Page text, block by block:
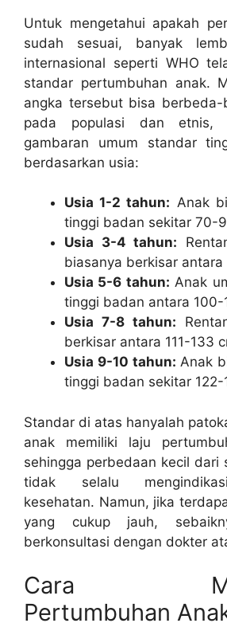
Untuk mengetahui apakah
sudah sesuai, banyak
internasional seperti WHO
standar pertumbuhan anak.
angka tersebut bisa berbeda-
pada populasi dan etnis,
gambaran umum standar
berdasarkan usia:
Usia 1-2 tahun: Anak
tinggi badan sekitar 70-
Usia 3-4 tahun:
biasanya berkisar antara
Usia 5-6 tahun: Anak
tinggi badan antara 100-
Usia 7-8 tahun:
berkisar antara 111-133
Usia 9-10 tahun: Anak
tinggi badan sekitar 122-
Standar di atas hanyalah
anak memiliki laju
sehingga perbedaan kecil dari
tidak selalu
kesehatan. Namun, jika
yang cukup jauh,
berkonsultasi dengan dokter
Cara
Pertumbuhan